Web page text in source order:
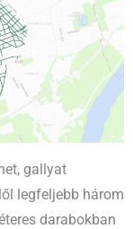
gallyat
legfeljebb három
darabokban